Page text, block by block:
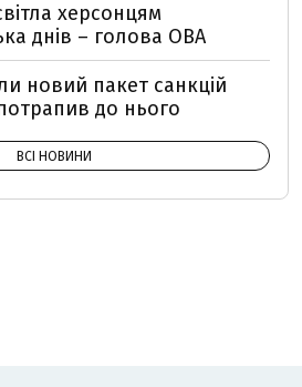
херсонцям
днів – голова ОВА
новий пакет санкцій
до нього
ВСІ НОВИНИ